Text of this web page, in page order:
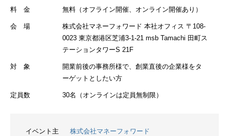
料 金 無料（オフライン開催、オンライン開催あり）
会 場
株式会社マネーフォワード 本社オフィス 〒108-
0023 東京都港区芝浦3-1-21 msb Tamachi 田町ス
テーションタワーS 21F
対 象
開業前後の事務所様で、創業直後の企業様をタ
ーゲットとしたい方
定員数 30名（オンラインは定員無制限）
イベント主
株式会社マネーフォワード